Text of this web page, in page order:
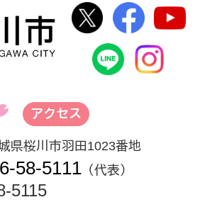
桜川市
桜川市公式
桜川
桜川市公
アクセス
県桜川市羽田1023番地
58-5111 （代表）
5115